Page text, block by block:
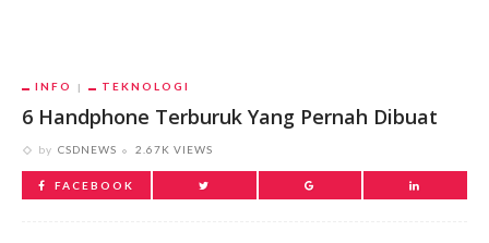
INFO TEKNOLOGI
6 Handphone Terburuk Yang Pernah Dibuat
by CSDNEWS 2.67K VIEWS
FACEBOOK